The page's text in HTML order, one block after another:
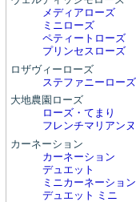
メディアローズ
ミニローズ
ペティートローズ
プリンセスローズ
ロザヴィーローズ
ステファニーローズ
大地農園ローズ
ローズ・てまり
フレンチマリアンヌ
カーネーション
カーネーション
デュエット
ミニカーネーション
デュエット ミニ